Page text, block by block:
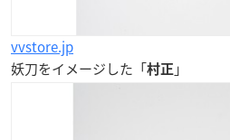
vvstore.jp
妖刀をイメージした「村正 」